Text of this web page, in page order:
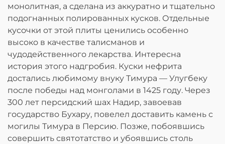
монолитная, а сделана из аккуратно и тщательно
подогнанных полированных кусков. Отдельные
кусочки от этой плиты ценились особенно
высоко в качестве талисманов и
чудодейственного лекарства. Интересна
история этого надгробия. Куски нефрита
достались любимому внуку Тимура — Улугбеку
после победы над монголами в 1425 году. Через
300 лет персидский шах Надир, завоевав
государство Бухару, повелел доставить камень с
могилы Тимура в Персию. Позже, побоявшись
совершить святотатство и убоявшись столь